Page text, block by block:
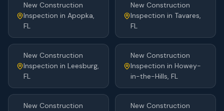
New Construction
Inspection in Apopka,
FL
New Construction
Inspection in Tavares,
FL
New Construction
Inspection in Leesburg,
FL
New Construction
Inspection in Howey-
in-the-Hills, FL
New Construction
New Construction